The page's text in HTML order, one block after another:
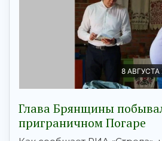
8 АВГУСТА
Глава Брянщины
приграничном Погаре